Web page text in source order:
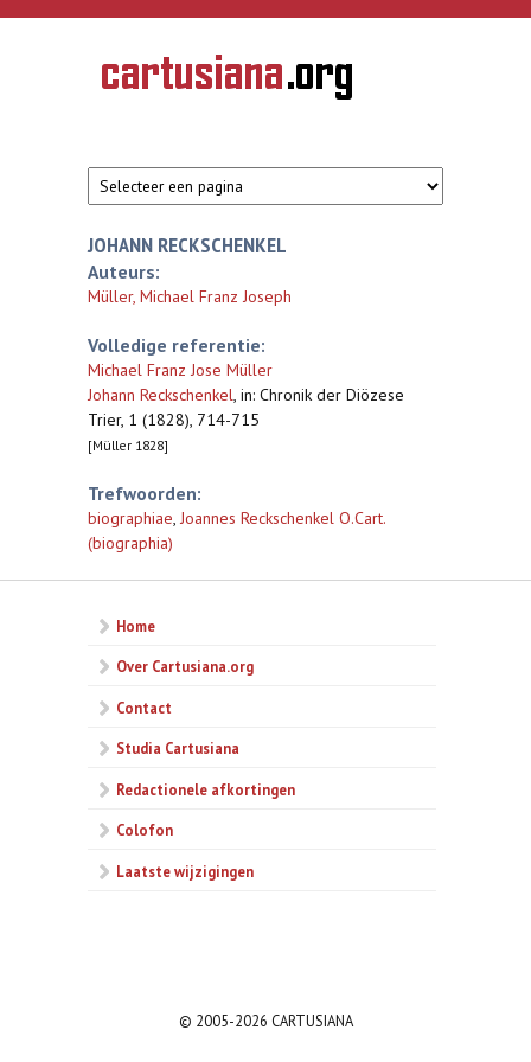
Overslaan en naar de inhoud gaan
CARTUSIANA
Geschiedenis
van de
JOHANN RECKSCHENKEL
Auteurs:
Müller, Michael Franz Joseph
Volledige referentie:
Michael Franz Jose Müller
Johann Reckschenkel, in: Chronik der Diözese
Trier, 1 (1828), 714-715
[Müller 1828]
Trefwoorden:
biographiae, Joannes Reckschenkel O.Cart.
(biographia)
Home
Over Cartusiana.org
Contact
Studia Cartusiana
Redactionele afkortingen
Colofon
Laatste wijzigingen
© 2005-2026 CARTUSIANA